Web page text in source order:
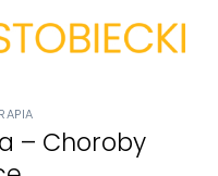
– Choroby